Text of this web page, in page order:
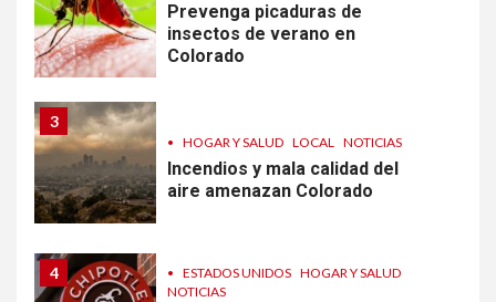
Prevenga picaduras de
insectos de verano en
Colorado
3
• HOGAR Y SALUD LOCAL NOTICIAS
Incendios y mala calidad del
aire amenazan Colorado
4 • ESTADOS UNIDOS HOGAR Y SALUD
NOTICIAS